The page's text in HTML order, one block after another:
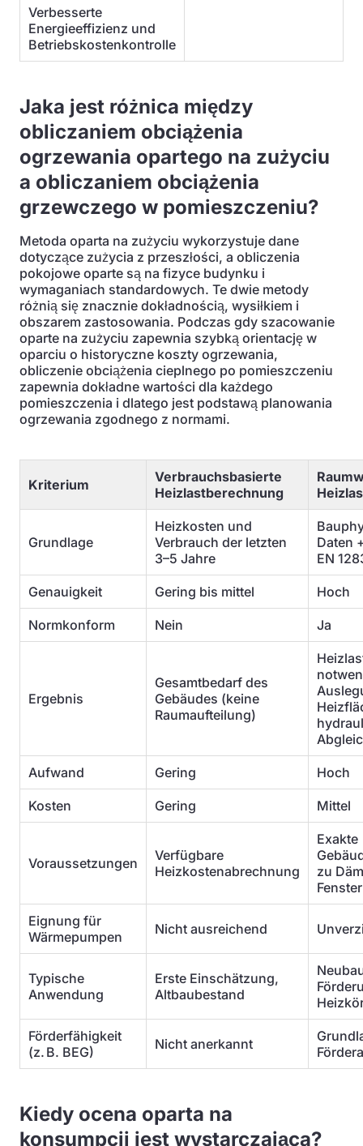
Verbesserte
Energieeffizienz und
Betriebskostenkontrolle
Jaka jest różnica między
obliczaniem obciążenia
ogrzewania opartego na zużyciu
a obliczaniem obciążenia
grzewczego w pomieszczeniu?
Metoda oparta na zużyciu wykorzystuje dane
dotyczące zużycia z przeszłości, a obliczenia
pokojowe oparte są na fizyce budynku i
wymaganiach standardowych. Te dwie metody
różnią się znacznie dokładnością, wysiłkiem i
obszarem zastosowania. Podczas gdy szacowanie
oparte na zużyciu zapewnia szybką orientację w
oparciu o historyczne koszty ogrzewania,
obliczenie obciążenia cieplnego po pomieszczeniu
zapewnia dokładne wartości dla każdego
pomieszczenia i dlatego jest podstawą planowania
ogrzewania zgodnego z normami.
Kriterium
Verbrauchsbasierte
Heizlastberechnung
Grundlage
Heizkosten und
Verbrauch der letzten
3–5 Jahre
Daten
EN
Genauigkeit Gering bis mittel Hoch
Normkonform Nein Ja
Ergebnis
Gesamtbedarf des
Gebäudes (keine
Raumaufteilung)
Aufwand Gering Hoch
Kosten Gering Mittel
Voraussetzungen
Verfügbare
Heizkostenabrechnung
Exakte
zu
Eignung für
Wärmepumpen
Nicht ausreichend
Typische
Anwendung
Erste Einschätzung,
Altbaubestand
Förderfähigkeit
(z. B. BEG)
Nicht anerkannt
Kiedy ocena oparta na
konsumpcji jest wystarczająca?